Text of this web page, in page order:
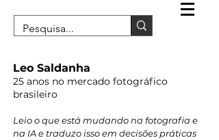
Leo Saldanha
25 anos no mercado fotográfico
brasileiro
Leio o que está mudando na fotografia e
na IA e traduzo isso em decisões práticas